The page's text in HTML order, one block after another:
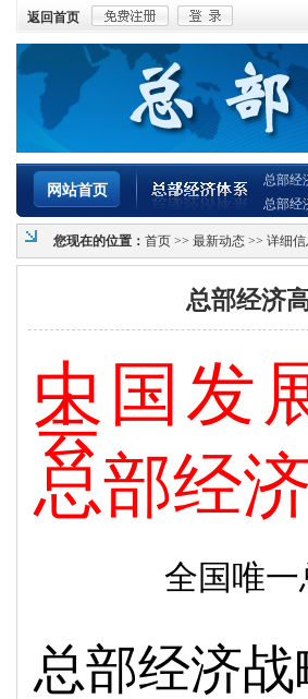
返回首页
网站首页
总部经
总部经
您现在的位置： 首页 >> 最新动态 >> 详细信
总部经济
中国发
会
总部经
全国唯
总部经济战